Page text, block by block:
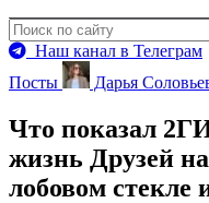
Наш канал в Телеграм
Посты
Дарья
Что показал
жизнь Друзей
лобовом стекле